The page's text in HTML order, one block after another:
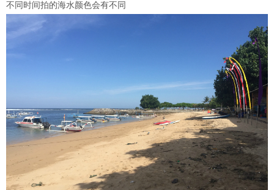
不同时间拍的海水颜色会有不同